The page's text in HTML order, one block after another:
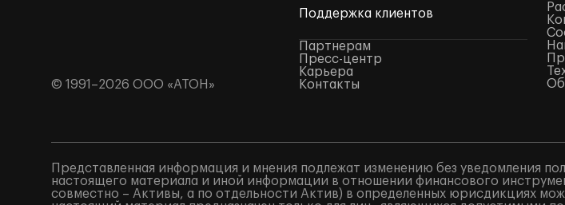
© 1991–2026 ООО «АТОН»
Поддержка клиентов
Партнерам
Пресс-центр
Карьера
Контакты
Представленная информация и мнения подлежат изменению без уведомления
настоящего материала и иной информации в отношении финансового
совместно – Активы, а по отдельности Актив) в определенных юрисдикциях